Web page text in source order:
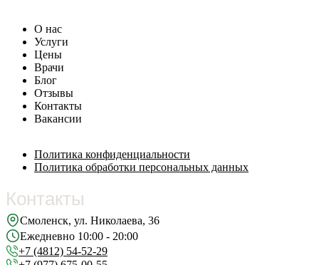
О нас
Услуги
Цены
Врачи
Блог
Отзывы
Контакты
Вакансии
Политика конфиденциальности
Политика обработки персональных данных
Контакты
Смоленск, ул. Николаева, 36
Ежедневно 10:00 - 20:00
+7 (4812) 54-52-29